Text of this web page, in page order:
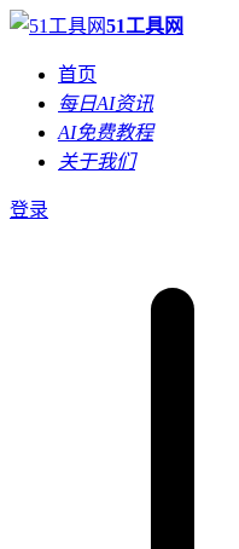
51工具网
首页
每日AI资讯
AI免费教程
关于我们
登录